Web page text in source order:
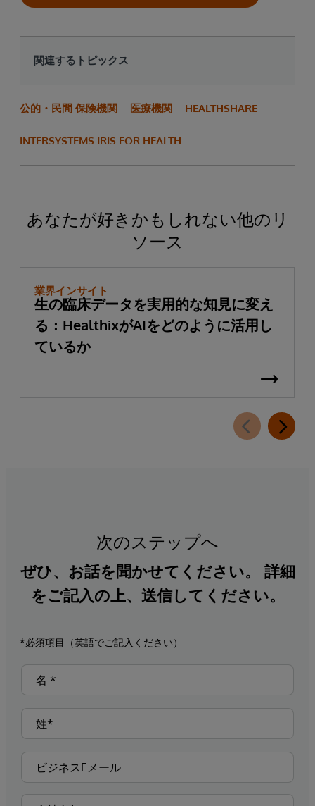
関連するトピックス
公的・民間 保険機関 医療機関 HEALTHSHARE
INTERSYSTEMS IRIS FOR HEALTH
あなたが好きかもしれない他のリ
ソース
業界インサイト
生の臨床データを実用的な知見に変え
る：HealthixがAIをどのように活用し
ているか
次のステップへ
ぜひ、お話を聞かせてください。 詳細
をご記入の上、送信してください。
*必須項目（英語でご記入ください）